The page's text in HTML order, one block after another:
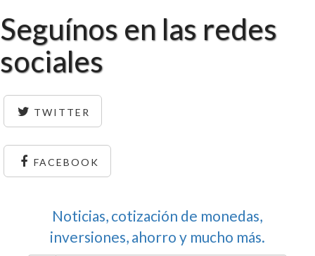
Seguínos en las redes
sociales
TWITTER
FACEBOOK
Noticias, cotización de monedas,
inversiones, ahorro y mucho más.